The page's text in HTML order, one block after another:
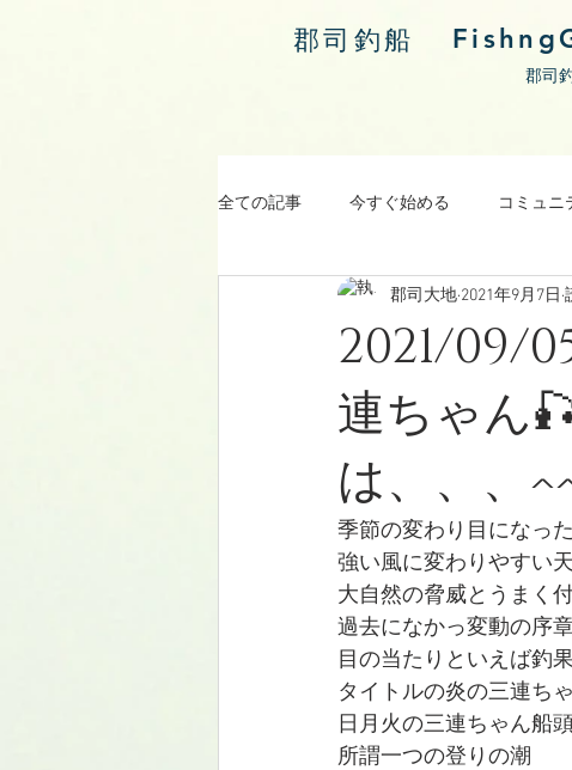
郡司釣船
郡司
全ての記事 今すぐ始める コミュニ
涸沼川釣果報告
2021/09/
連ちゃん
は、、、
郡司大地 2021年9月7日
季節の変わり目になっ
強い風に変わりやすい
大自然の脅威とうまく
過去になかっ変動の序
目の当たりといえば釣
タイトルの炎の三連ち
日月火の三連ちゃん船
所謂一つの登りの潮